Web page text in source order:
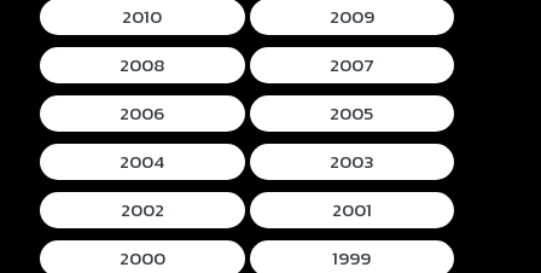
2010
2009
2008
2007
2006
2005
2004
2003
2002
2001
2000
1999